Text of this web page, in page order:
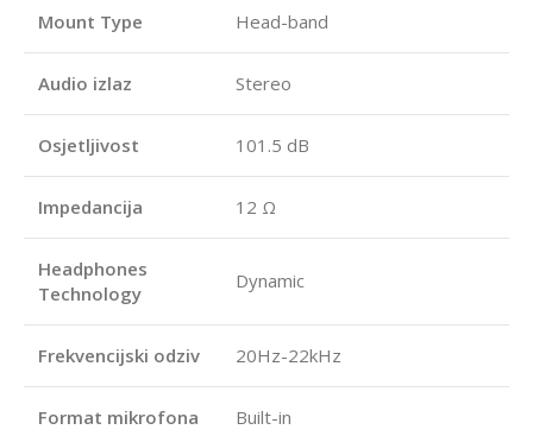
Mount Type Head-band
Audio izlaz Stereo
Osjetljivost 101.5 dB
Impedancija 12 Ω
Headphones
Technology
Dynamic
Frekvencijski odziv 20Hz-22kHz
Format mikrofona Built-in